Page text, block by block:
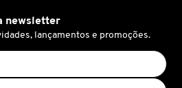
newsletter
lançamentos e promoções.